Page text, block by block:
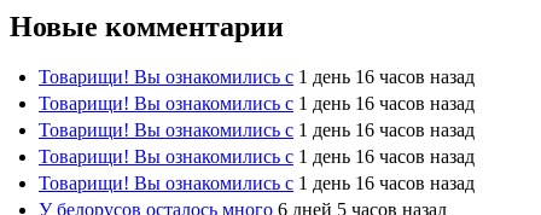
Новые комментарии
Товарищи! Вы ознакомились с 1 день 16 часов назад
Товарищи! Вы ознакомились с 1 день 16 часов назад
Товарищи! Вы ознакомились с 1 день 16 часов назад
Товарищи! Вы ознакомились с 1 день 16 часов назад
Товарищи! Вы ознакомились с 1 день 16 часов назад
У белорусов осталось много 6 дней 5 часов назад